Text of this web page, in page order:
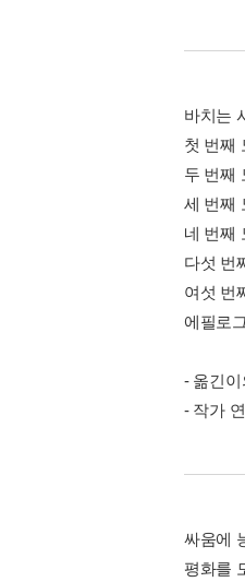
바치는
첫 번째
두 번째
세 번째
네 번째
다섯 번
여섯 번
에필로
- 옮긴이
- 작가
싸움에
평화를